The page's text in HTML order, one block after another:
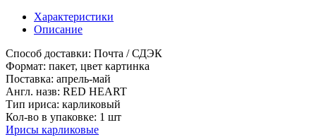
Характеристики
Описание
Способ доставки: Почта / СДЭК
Формат: пакет, цвет картинка
Поставка: апрель-май
Англ. назв: RED HEART
Тип ириса: карликовый
Кол-во в упаковке: 1 шт
Ирисы карликовые